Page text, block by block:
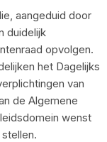
aangeduid door
duidelijk
opvolgen.
het Dagelijks
van
de Algemene
wenst